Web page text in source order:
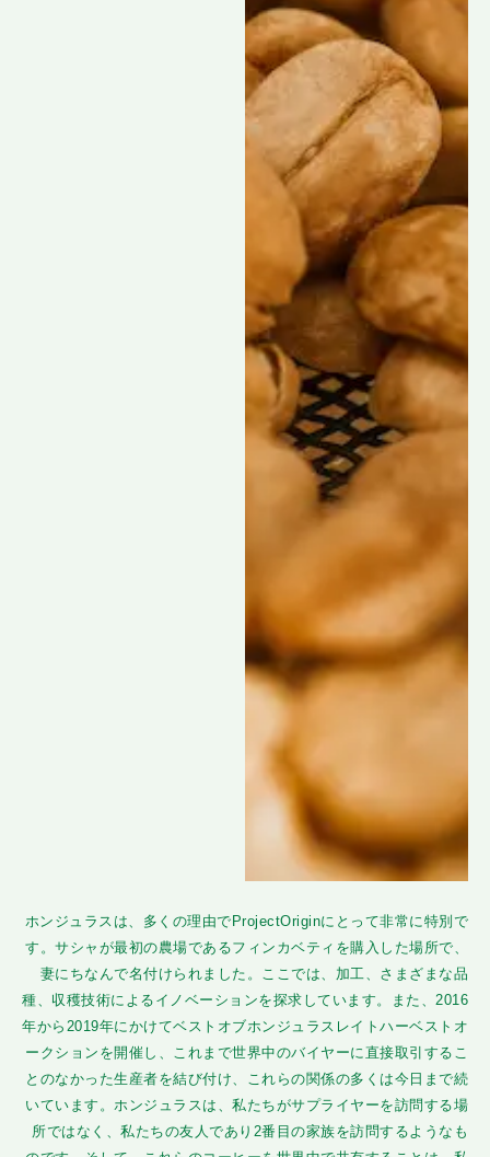
ホンジュラスは、多くの理由でProjectOriginにとって非常に特別で
す。サシャが最初の農場であるフィンカベティを購入した場所で、
妻にちなんで名付けられました。ここでは、加工、さまざまな品
種、収穫技術によるイノベーションを探求しています。また、2016
年から2019年にかけてベストオブホンジュラスレイトハーベストオ
ークションを開催し、これまで世界中のバイヤーに直接取引するこ
とのなかった生産者を結び付け、これらの関係の多くは今日まで続
いています。ホンジュラスは、私たちがサプライヤーを訪問する場
所ではなく、私たちの友人であり2番目の家族を訪問するようなも